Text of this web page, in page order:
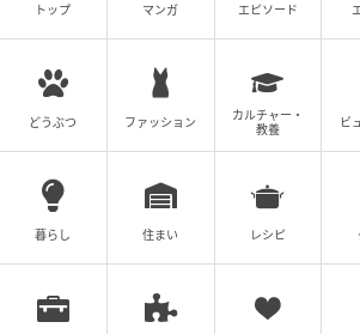
【全話読む】半分夫
次の記事
「俺のこと好きなの？」
発言に唖然 新入社員が直
の記事をもっとみる
トップ マンガ エピソード
どうぶつ ファッション
カルチャー・
教養
ビ
暮らし 住まい レシピ